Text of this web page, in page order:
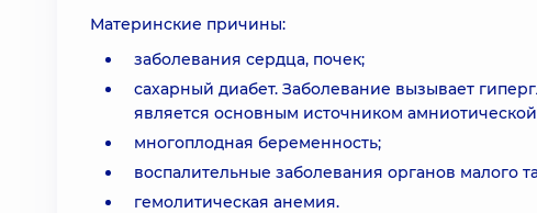
Материнские причины:
заболевания сердца, почек;
сахарный диабет. Заболевание вызывает
является основным источником
многоплодная беременность;
воспалительные заболевания органов малого
гемолитическая анемия.